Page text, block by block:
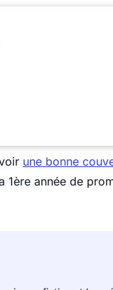
une bonne
1ère année de